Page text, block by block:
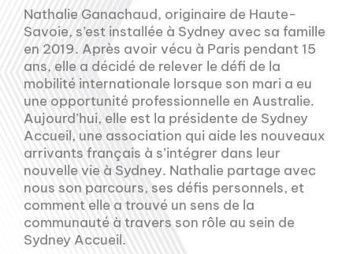
Nathalie Ganachaud, originaire de Haute-
Savoie, s’est installée à Sydney avec sa famille
en 2019. Après avoir vécu à Paris pendant 15
ans, elle a décidé de relever le défi de la
mobilité internationale lorsque son mari a eu
une opportunité professionnelle en Australie.
Aujourd’hui, elle est la présidente de Sydney
Accueil, une association qui aide les nouveaux
arrivants français à s’intégrer dans leur
nouvelle vie à Sydney. Nathalie partage avec
nous son parcours, ses défis personnels, et
comment elle a trouvé un sens de la
communauté à travers son rôle au sein de
Sydney Accueil.